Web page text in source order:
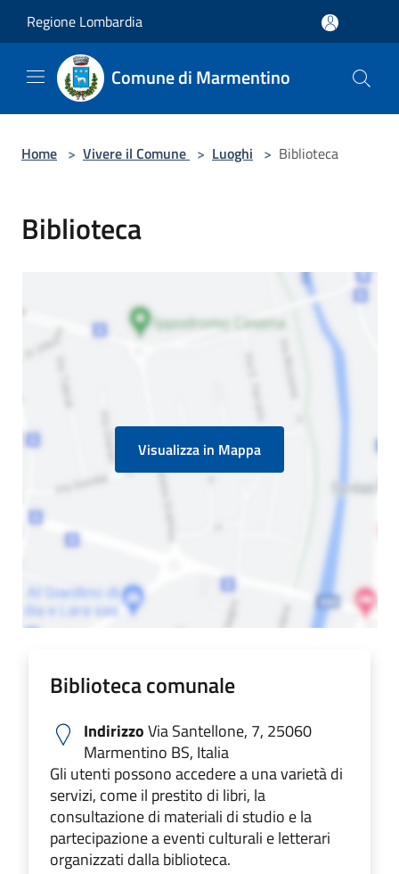
Regione Lombardia
Comune di Marmentino
Home > Vivere il Comune > Luoghi > Biblioteca
Biblioteca
Visualizza in Mappa
Biblioteca comunale
IndirizzoVia Santellone, 7, 25060
Marmentino BS, Italia
Gli utenti possono accedere a una varietà di
servizi, come il prestito di libri, la
consultazione di materiali di studio e la
partecipazione a eventi culturali e letterari
organizzati dalla biblioteca.